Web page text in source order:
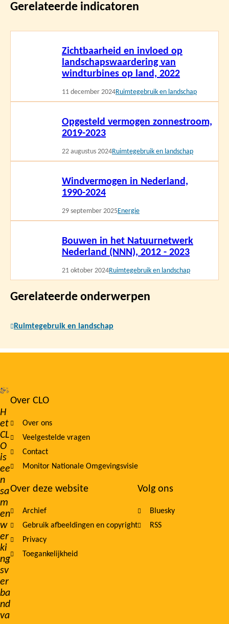
Gerelateerde indicatoren
Zichtbaarheid en invloed op
landschapswaardering van
windturbines op land, 2022
11 december 2024Ruimtegebruik en landschap
Opgesteld vermogen zonnestroom,
2019-2023
22 augustus 2024Ruimtegebruik en landschap
Windvermogen in Nederland,
1990-2024
29 september 2025Energie
Bouwen in het Natuurnetwerk
Nederland (NNN), 2012 - 2023
21 oktober 2024Ruimtegebruik en landschap
Gerelateerde onderwerpen
Ruimtegebruik en landschap
H
et
CL
O
is
ee
n
sa
m
en
w
er
ki
ng
sv
er
ba
nd
va
Footer
navigation
Over CLO
Over ons
Veelgestelde vragen
Contact
Monitor Nationale Omgevingsvisie
Over deze website
Archief
Gebruik afbeeldingen en copyright
Privacy
Toegankelijkheid
Volg ons
Bluesky
RSS